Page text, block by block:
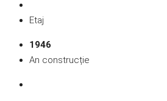
Etaj
1946
An construcție